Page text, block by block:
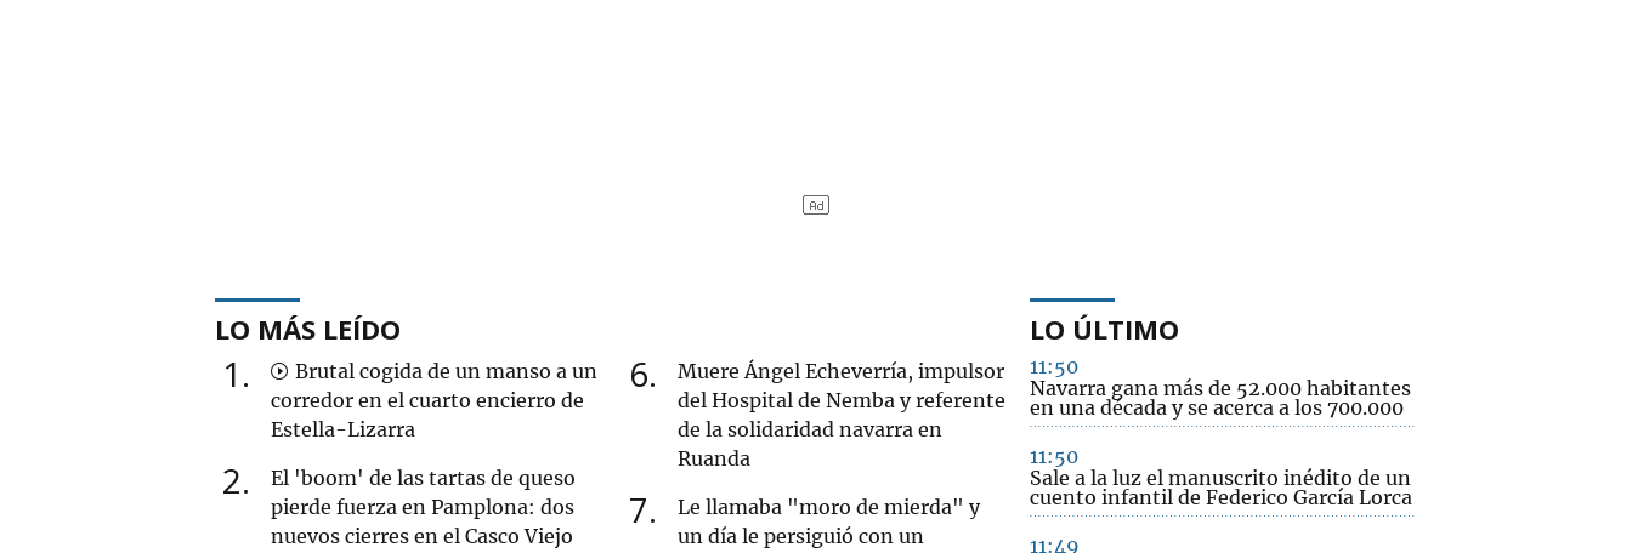
LO MÁS LEÍDO
1
Brutal cogida de un manso a un
corredor en el cuarto encierro de
Estella-Lizarra
2
El 'boom' de las tartas de queso
pierde fuerza en Pamplona: dos
nuevos cierres en el Casco Viejo
6
Muere Ángel Echeverría, impulsor
del Hospital de Nemba y referente
de la solidaridad navarra en
Ruanda
7
Le llamaba "moro de mierda" y
un día le persiguió con un
LO ÚLTIMO
11:50
Navarra gana más de 52.000 habitantes
en una década y se acerca a los 700.000
11:50
Sale a la luz el manuscrito inédito de un
cuento infantil de Federico García Lorca
11:49